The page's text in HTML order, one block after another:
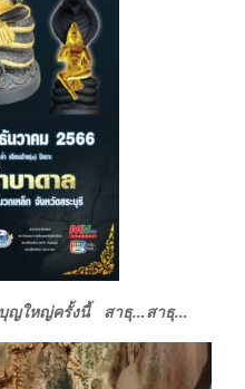
ญใหญ่ครั้งนี้ สาธุ…สาธุ…